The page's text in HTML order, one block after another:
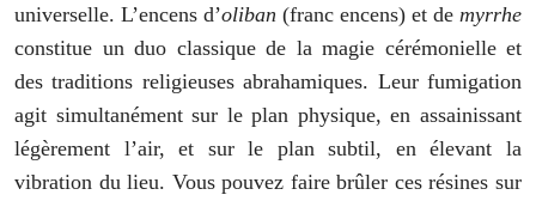
universelle. L’encens d’oliban (franc encens) et de myrrhe
constitue un duo classique de la magie cérémonielle et
des traditions religieuses abrahamiques. Leur fumigation
agit simultanément sur le plan physique, en assainissant
légèrement l’air, et sur le plan subtil, en élevant la
vibration du lieu. Vous pouvez faire brûler ces résines sur